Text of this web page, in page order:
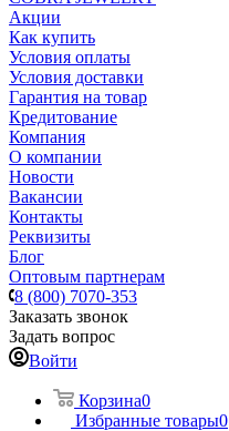
Акции
Как купить
Условия оплаты
Условия доставки
Гарантия на товар
Кредитование
Компания
О компании
Новости
Вакансии
Контакты
Реквизиты
Блог
Оптовым партнерам
8 (800) 7070-353
Заказать звонок
Задать вопрос
Войти
Корзина0
Избранные товары0